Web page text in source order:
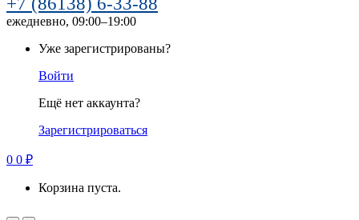
ежедневно, 09:00–19:00
Уже зарегистрированы?
Войти
Ещё нет аккаунта?
Зарегистрироваться
0 0 ₽
Корзина пуста.